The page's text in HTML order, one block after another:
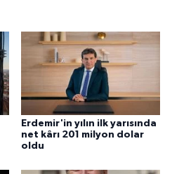
Erdemir'in yılın ilk yarısında
net kârı 201 milyon dolar
oldu